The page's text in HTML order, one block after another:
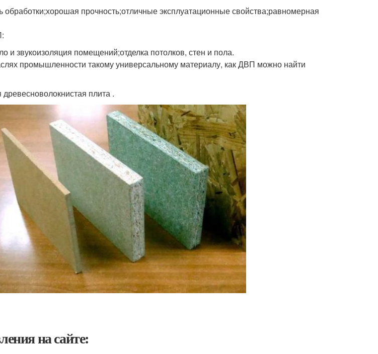
обработки;хорошая прочность;отличные эксплуатационные свойства;равномерная
и звукоизоляция помещений;отделка потолков, стен и пола.
промышленности такому универсальному материалу, как ДВП можно найти
плита .
на сайте: